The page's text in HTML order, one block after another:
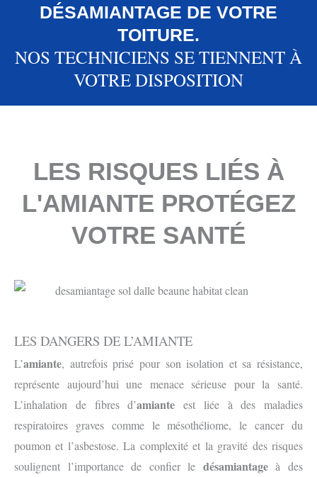
DÉSAMIANTAGE DE VOTRE
TOITURE.
NOS TECHNICIENS SE TIENNENT À
VOTRE DISPOSITION
LES RISQUES LIÉS À
L'AMIANTE PROTÉGEZ
VOTRE SANTÉ
LES DANGERS DE L’AMIANTE
L’amiante, autrefois prisé pour son isolation et sa résistance,
représente aujourd’hui une menace sérieuse pour la santé.
L’inhalation de fibres d’amiante est liée à des maladies
respiratoires graves comme le mésothéliome, le cancer du
poumon et l’asbestose. La complexité et la gravité des risques
soulignent l’importance de confier le désamiantageà des